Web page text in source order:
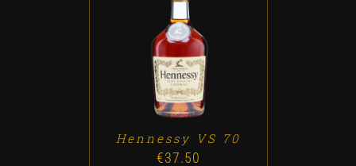
ADD TO CART / DETALLES
Hennessy VS 70
€37.50